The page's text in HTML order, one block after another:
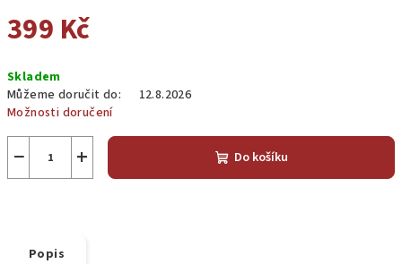
399 Kč
cena:
Skladem
Můžeme doručit do:
12.8.2026
Možnosti doručení
+
− Do košíku
Popis